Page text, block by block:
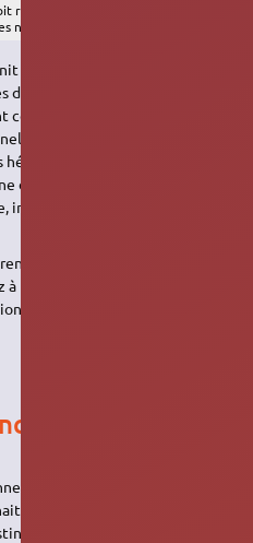
recommandé, afin d'installer les
nouveaux logiciels
une base commune pour
programmes et services. Les
requises par Ubuntu
pourraient être requises
Ubuntu Server
de commande seulement ;
installez plutôt Ubuntu pour
sont proposés pour chaque
télécharger la bonne image
:
des indications
installer Ubuntu et ses
à une autre utilisation que